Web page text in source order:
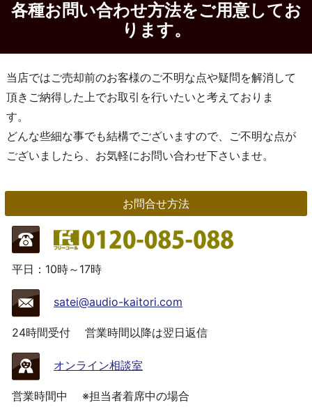
各種お問い合わせ方法をご用意してお
ります。
当店ではご売却前のお客様のご不明な点や疑問を解消して
頂きご納得した上でお取引を行いたいと考えておりま
す。
どんな些細な事でも結構でございますので、ご不明な点が
ございましたら、お気軽にお問い合わせ下さいませ。
お問合せ方法
平日：10時～17時
satei@audio-kaitori.com
24時間受付 営業時間以降は翌日返信
オンライン相談室
営業時間中 ※担当者着席中の場合